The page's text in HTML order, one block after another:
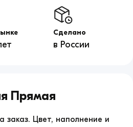
Сделано
в России
Прямая
заказ. Цвет, наполнение и